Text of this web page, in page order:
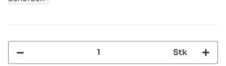
Stk